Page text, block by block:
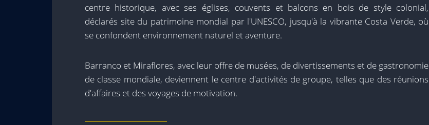
centre historique, avec ses églises, couvents et balcons en bois de style colonial,
déclarés site du patrimoine mondial par l'UNESCO, jusqu'à la vibrante Costa Verde, où
se confondent environnement naturel et aventure.
Barranco et Miraflores, avec leur offre de musées, de divertissements et de gastronomie
de classe mondiale, deviennent le centre d'activités de groupe, telles que des réunions
d'affaires et des voyages de motivation.